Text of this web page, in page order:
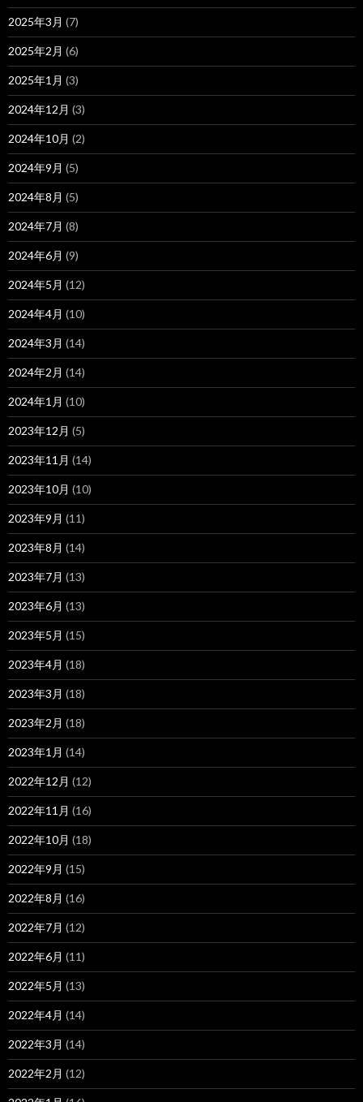
2025年3月 (7)
2025年2月 (6)
2025年1月 (3)
2024年12月 (3)
2024年10月 (2)
2024年9月 (5)
2024年8月 (5)
2024年7月 (8)
2024年6月 (9)
2024年5月 (12)
2024年4月 (10)
2024年3月 (14)
2024年2月 (14)
2024年1月 (10)
2023年12月 (5)
2023年11月 (14)
2023年10月 (10)
2023年9月 (11)
2023年8月 (14)
2023年7月 (13)
2023年6月 (13)
2023年5月 (15)
2023年4月 (18)
2023年3月 (18)
2023年2月 (18)
2023年1月 (14)
2022年12月 (12)
2022年11月 (16)
2022年10月 (18)
2022年9月 (15)
2022年8月 (16)
2022年7月 (12)
2022年6月 (11)
2022年5月 (13)
2022年4月 (14)
2022年3月 (14)
2022年2月 (12)